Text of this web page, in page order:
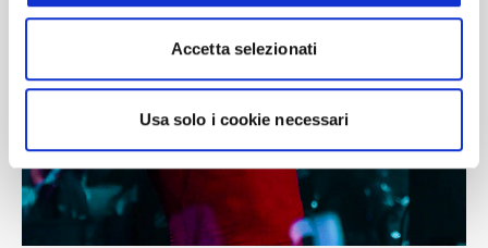
Accetta selezionati
Usa solo i cookie necessari